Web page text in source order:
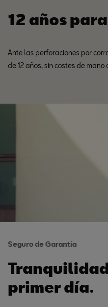
12 años
Ante las perforaciones por
de 12 años, sin costes de
Seguro de Garantía
primer día.